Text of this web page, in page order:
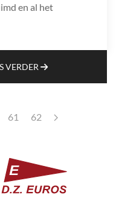
en al het
VERDER
61 62